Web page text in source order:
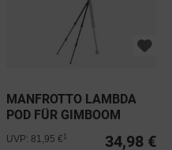
MANFROTTO LAMBDA
POD FÜR GIMBOOM
34,98 €
UVP: 81,95 €